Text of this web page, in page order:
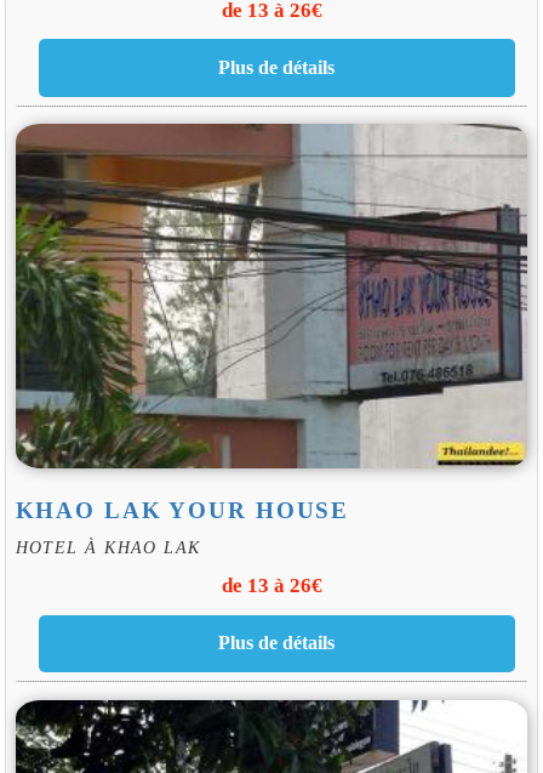
de 13 à 26€
KHAO LAK YOUR HOUSE
HOTEL À KHAO LAK
de 13 à 26€